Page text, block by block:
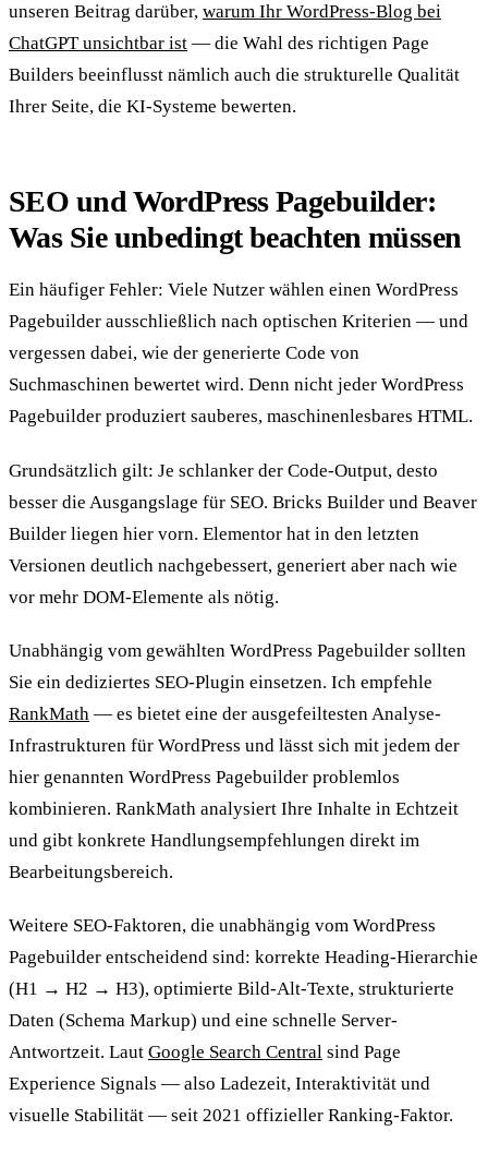
unseren Beitrag darüber, warum Ihr WordPress-Blog bei
ChatGPT unsichtbar ist — die Wahl des richtigen Page
Builders beeinflusst nämlich auch die strukturelle Qualität
Ihrer Seite, die KI-Systeme bewerten.
SEO und WordPress Pagebuilder:
Was Sie unbedingt beachten müssen
Ein häufiger Fehler: Viele Nutzer wählen einen WordPress
Pagebuilder ausschließlich nach optischen Kriterien — und
vergessen dabei, wie der generierte Code von
Suchmaschinen bewertet wird. Denn nicht jeder WordPress
Pagebuilder produziert sauberes, maschinenlesbares HTML.
Grundsätzlich gilt: Je schlanker der Code-Output, desto
besser die Ausgangslage für SEO. Bricks Builder und Beaver
Builder liegen hier vorn. Elementor hat in den letzten
Versionen deutlich nachgebessert, generiert aber nach wie
vor mehr DOM-Elemente als nötig.
Unabhängig vom gewählten WordPress Pagebuilder sollten
Sie ein dediziertes SEO-Plugin einsetzen. Ich empfehle
RankMath — es bietet eine der ausgefeiltesten Analyse-
Infrastrukturen für WordPress und lässt sich mit jedem der
hier genannten WordPress Pagebuilder problemlos
kombinieren. RankMath analysiert Ihre Inhalte in Echtzeit
und gibt konkrete Handlungsempfehlungen direkt im
Bearbeitungsbereich.
Weitere SEO-Faktoren, die unabhängig vom WordPress
Pagebuilder entscheidend sind: korrekte Heading-Hierarchie
(H1 → H2 → H3), optimierte Bild-Alt-Texte, strukturierte
Daten (Schema Markup) und eine schnelle Server-
Antwortzeit. Laut Google Search Central sind Page
Experience Signals — also Ladezeit, Interaktivität und
visuelle Stabilität — seit 2021 offizieller Ranking-Faktor.